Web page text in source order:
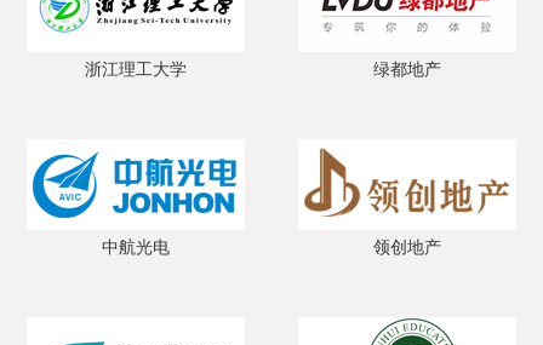
浙江理工大学 绿都地产
中航光电 领创地产